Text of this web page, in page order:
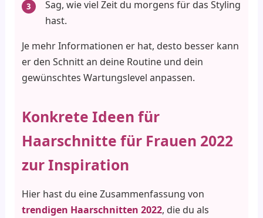
Sag, wie viel Zeit du morgens für das Styling
hast.
Je mehr Informationen er hat, desto besser kann
er den Schnitt an deine Routine und dein
gewünschtes Wartungslevel anpassen.
Konkrete Ideen für
Haarschnitte für Frauen 2022
zur Inspiration
Hier hast du eine Zusammenfassung von
trendigen Haarschnitten 2022, die du als